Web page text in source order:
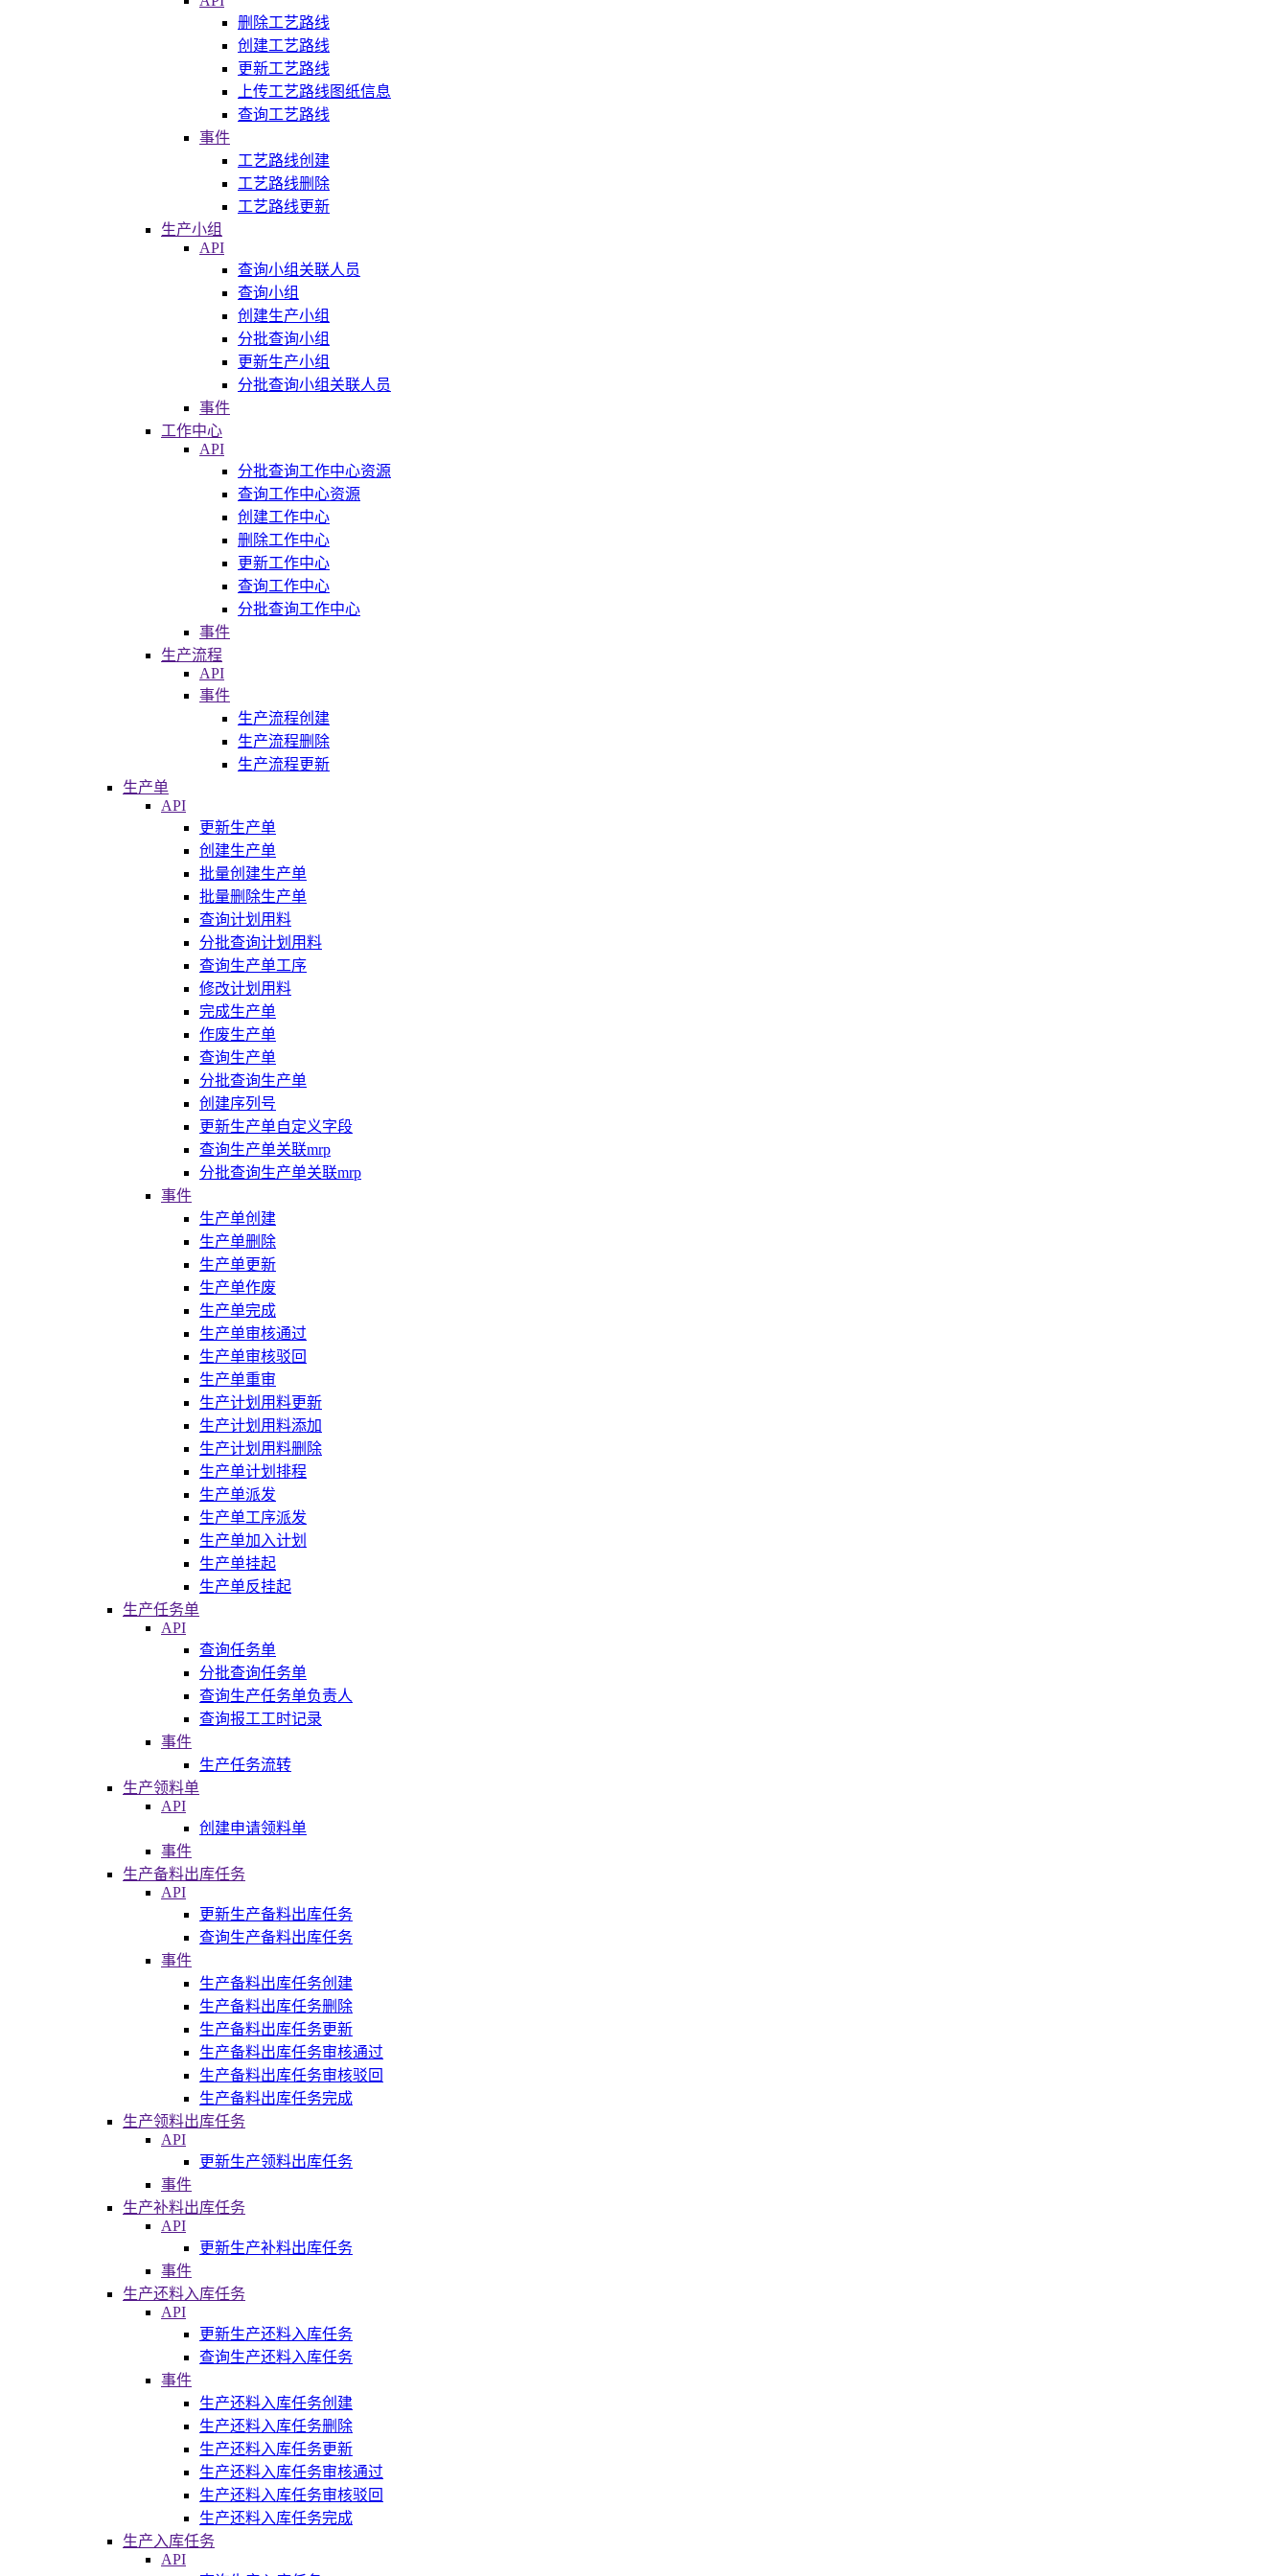
删除工艺路线
创建工艺路线
更新工艺路线
上传工艺路线图纸信息
查询工艺路线
事件
工艺路线创建
工艺路线删除
工艺路线更新
生产小组
API
查询小组关联人员
查询小组
创建生产小组
分批查询小组
更新生产小组
分批查询小组关联人员
事件
工作中心
API
分批查询工作中心资源
查询工作中心资源
创建工作中心
删除工作中心
更新工作中心
查询工作中心
分批查询工作中心
事件
生产流程
API
事件
生产流程创建
生产流程删除
生产流程更新
生产单
API
更新生产单
创建生产单
批量创建生产单
批量删除生产单
查询计划用料
分批查询计划用料
查询生产单工序
修改计划用料
完成生产单
作废生产单
查询生产单
分批查询生产单
创建序列号
更新生产单自定义字段
查询生产单关联mrp
分批查询生产单关联mrp
事件
生产单创建
生产单删除
生产单更新
生产单作废
生产单完成
生产单审核通过
生产单审核驳回
生产单重审
生产计划用料更新
生产计划用料添加
生产计划用料删除
生产单计划排程
生产单派发
生产单工序派发
生产单加入计划
生产单挂起
生产单反挂起
生产任务单
API
查询任务单
分批查询任务单
查询生产任务单负责人
查询报工工时记录
事件
生产任务流转
生产领料单
API
创建申请领料单
事件
生产备料出库任务
API
更新生产备料出库任务
查询生产备料出库任务
事件
生产备料出库任务创建
生产备料出库任务删除
生产备料出库任务更新
生产备料出库任务审核通过
生产备料出库任务审核驳回
生产备料出库任务完成
生产领料出库任务
API
更新生产领料出库任务
事件
生产补料出库任务
API
更新生产补料出库任务
事件
生产还料入库任务
API
更新生产还料入库任务
查询生产还料入库任务
事件
生产还料入库任务创建
生产还料入库任务删除
生产还料入库任务更新
生产还料入库任务审核通过
生产还料入库任务审核驳回
生产还料入库任务完成
生产入库任务
API